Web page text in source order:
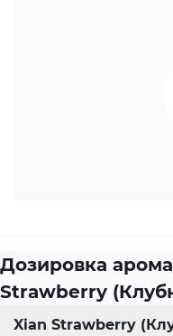
Дозировка
Strawberry
Xian Strawberry